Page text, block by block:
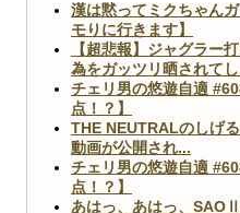
漢は黙ってミクちゃん
モりに行きます】
【超悲報】ジャグラー
為をガッツリ晒されて
チェリ男の悠遊自適
点！？】
THE NEUTRALのしげ
動画が公開され...
チェリ男の悠遊自適
点！？】
あはっ、あはっ、